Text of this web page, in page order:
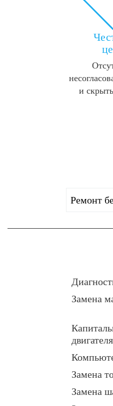
и
Ремонт
Замена
двигателя
Замена
Замена